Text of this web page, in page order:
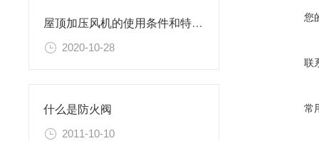
屋顶加压风机的使用条件和特点说明
2020-10-28
什么是防火阀
2011-10-10
您
联
常